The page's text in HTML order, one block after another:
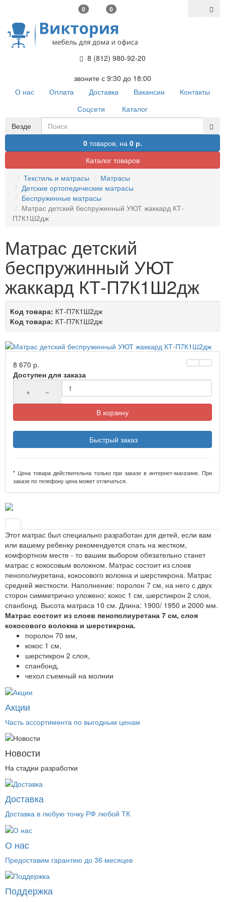
0 0
8 (812) 980-92-20
звоните с 9:30 до 18:00
О нас
Оплата Доставка Вакансии
Контакты
Соцсети
Каталог
Везде
0товаров, на 0 р.
Каталог товаров
Текстиль и матрасы
Матрасы
Детские ортопедические матрасы
Беспружинные матрасы
Матрас детский беспружинный УЮТ жаккард КТ-
П7К1Ш2дж
Матрас детский
беспружинный УЮТ
жаккард КТ-П7К1Ш2дж
Код товара: КТ-П7К1Ш2дж
Код товара: КТ-П7К1Ш2дж
8 670 р.
Доступен для заказа
+
−
В корзину
Быстрый заказ
* Цена товара действительна только при заказе в интернет-магазине. При
заказе по телефону цена может отличаться.
Этот матрас был специально разработан для детей, если вам
или вашему ребенку рекомендуется спать на жестком,
комфортном месте - то вашим выбором обязательно станет
матрас с кокосовым волокном. Матрас состоит из слоев
пенополиуретана, кокосового волокна и шерстикрона. Матрас
средней жесткости. Наполнение: поролон 7 см, на него с двух
сторон симметрично уложено: кокос 1 см, шерстикрон 2 слоя,
спанбонд. Высота матраса 10 см. Длина: 1900/ 1950 и 2000 мм.
Матрас состоит из слоев пенополиуретана 7 см, слоя
кокосового волокна и шерстикрона.
поролон 70 мм,
кокос 1 см,
шерстикрон 2 слоя,
спанбонд,
чехол съемный на молнии
Акции
Часть ассортимента по выгодным ценам
Новости
На стадии разработки
Доставка
Доставка в любую точку РФ любой ТК
О нас
Предоставим гарантию до 36 месяцев
Поддержка